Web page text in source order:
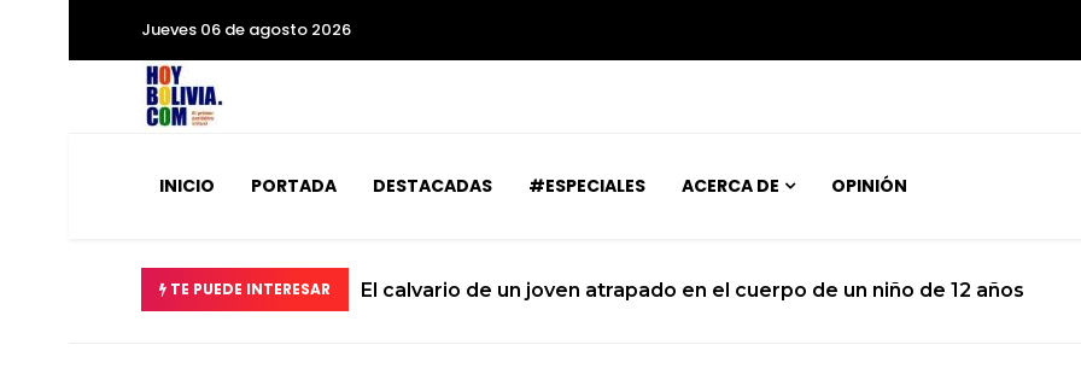
Jueves 06 de agosto 2026
INICIO PORTADA DESTACADAS #ESPECIALES ACERCA DE OPINIÓN
TE PUEDE INTERESAR El calvario de un joven atrapado en el cuerpo de un niño de 12 años